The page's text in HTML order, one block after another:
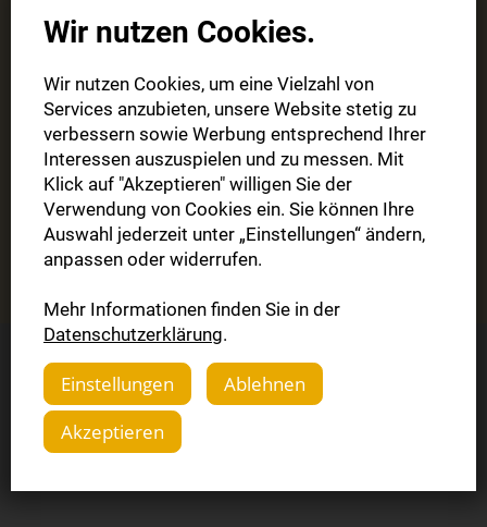
4 Wochen
0,00 €
statt 42,90 €
Jetzt sichern
Sie haben Fragen?
Wir helfen Ihnen gerne weiter.
Wir nutzen Cookies.
Wir nutzen Cookies, um eine Vielzahl von
Services anzubieten, unsere Website stetig zu
verbessern sowie Werbung entsprechend Ihrer
Interessen auszuspielen und zu messen. Mit
Klick auf "Akzeptieren" willigen Sie der
Verwendung von Cookies ein. Sie können Ihre
Auswahl jederzeit unter „Einstellungen“ ändern,
anpassen oder widerrufen.
Mehr Informationen finden Sie in der
Datenschutzerklärung.
Einstellungen
Ablehnen
Akzeptieren